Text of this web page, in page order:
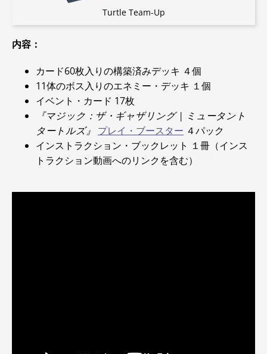
Turtle Team-Up
内容：
カード60枚入りの構築済みデッキ ４個
11体のボス入りのエネミー・デッキ １個
イベント・カード 17枚
『マジック：ザ・ギャザリング | ミュータント
タートルズ』 プレイ・ブースター ４パック
インストラクション・ブックレット １冊（インス
トラクション動画へのリンクを含む）